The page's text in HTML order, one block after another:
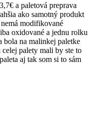
a paletová preprava
ako samotný produkt
modifikované
oxidované a jednu rolku
na malinkej paletke
palety mali by ste to
aj tak som si to sám